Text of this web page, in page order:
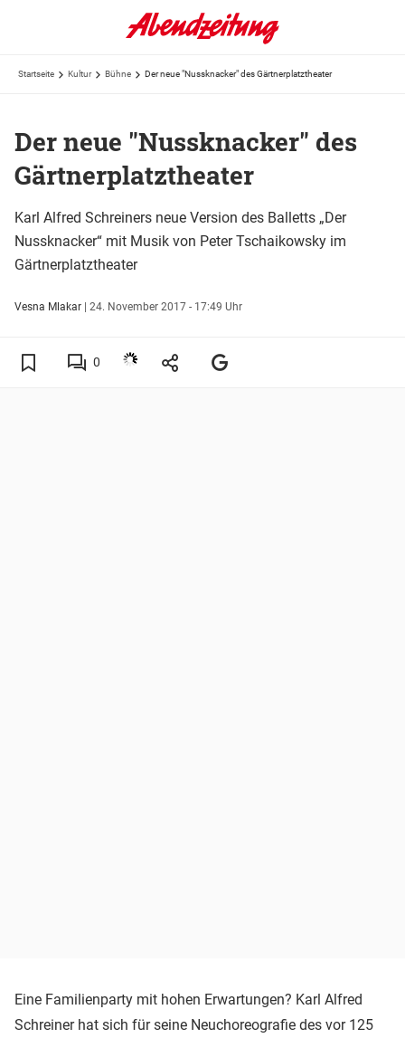
Startseite Kultur Bühne Der neue "Nussknacker" des Gärtnerplatztheater
Der neue "Nussknacker" des
Gärtnerplatztheater
Karl Alfred Schreiners neue Version des Balletts „Der
Nussknacker“ mit Musik von Peter Tschaikowsky im
Gärtnerplatztheater
Vesna Mlakar | 24. November 2017 - 17:49 Uhr
0
Eine Familienparty mit hohen Erwartungen? Karl Alfred
Schreiner hat sich für seine Neuchoreografie des vor 125